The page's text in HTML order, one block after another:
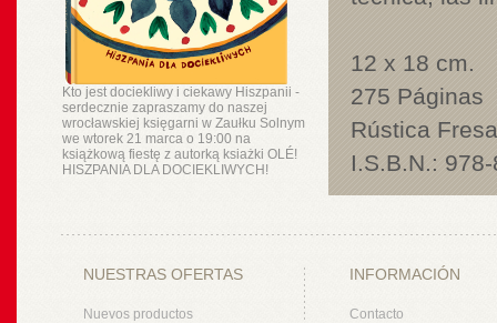
Kto jest dociekliwy i ciekawy Hiszpanii -
serdecznie zapraszamy do naszej
wrocławskiej księgarni w Zaułku Solnym
we wtorek 21 marca o 19:00 na
książkową fiestę z autorką ksiażki OLÉ!
HISZPANIA DLA DOCIEKLIWYCH!
12 x 18 cm.
275 Páginas
Rústica
I.S.B.N.:
NUESTRAS OFERTAS
Nuevos productos
INFORMACIÓN
Contacto